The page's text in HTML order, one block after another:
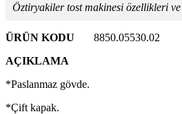
Öztiryakiler tost makinesi özellikleri
ÜRÜN KODU
8850.05530.02
AÇIKLAMA
*Paslanmaz gövde.
*Çift kapak.